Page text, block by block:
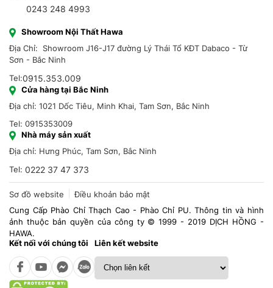
0243 248 4993
Showroom Nội Thất Hawa
Địa Chỉ: Showroom J16-J17 đường Lý Thái Tổ KĐT Dabaco - Từ
Sơn - Bắc Ninh
Tel:0915.353.009
Cửa hàng tại Bắc Ninh
Địa chỉ: 1021 Dốc Tiêu, Minh Khai, Tam Sơn, Bắc Ninh
Tel: 0915353009
Nhà máy sản xuất
Địa chỉ: Hưng Phúc, Tam Sơn, Bắc Ninh
Tel: 0222 37 47 373
Sơ đồ website
Điều khoản bảo mật
Cung Cấp Phào Chỉ Thạch Cao - Phào Chỉ PU. Thông tin và hình
ảnh thuộc bản quyền của công ty © 1999 - 2019 DỊCH HỒNG -
HAWA.
Kết nối với chúng tôi
Liên kết website